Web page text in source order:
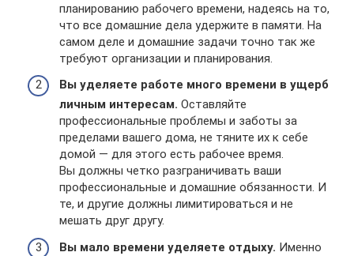
планированию рабочего времени, надеясь на то,
что все домашние дела удержите в памяти. На
самом деле и домашние задачи точно так же
требуют организации и планирования.
Вы уделяете работе много времени в ущерб
личным интересам. Оставляйте
профессиональные проблемы и заботы за
пределами вашего дома, не тяните их к себе
домой — для этого есть рабочее время.
Вы должны четко разграничивать ваши
профессиональные и домашние обязанности. И
те, и другие должны лимитироваться и не
мешать друг другу.
Вы мало времени уделяете отдыху. Именно